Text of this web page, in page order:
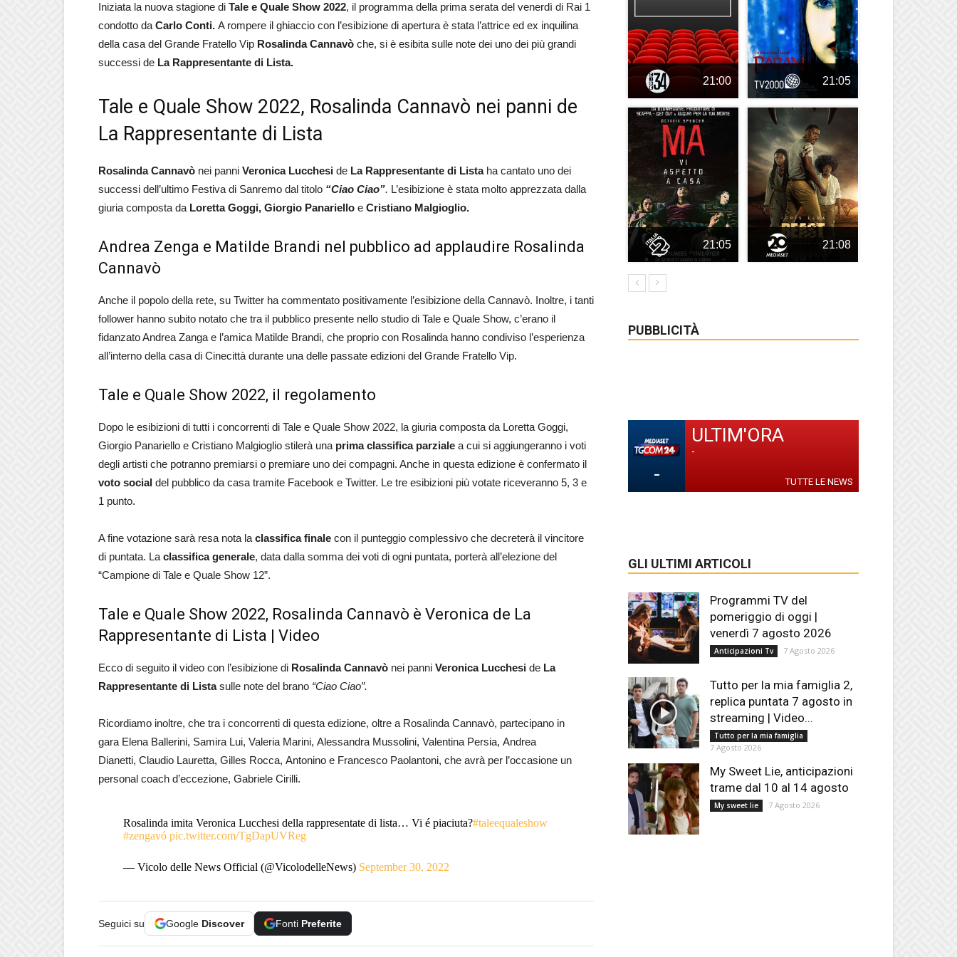
Iniziata la nuova stagione di Tale e Quale Show 2022, il programma della prima serata del venerdì di Rai 1
condotto da Carlo Conti. A rompere il ghiaccio con l’esibizione di apertura è stata l’attrice ed ex inquilina
della casa del Grande Fratello Vip Rosalinda Cannavò che, si è esibita sulle note dei uno dei più grandi
successi de La Rappresentante di Lista.
Tale e Quale Show 2022, Rosalinda Cannavò nei panni de
La Rappresentante di Lista
Rosalinda Cannavò nei panni Veronica Lucchesi de La Rappresentante di Lista ha cantato uno dei
successi dell’ultimo Festiva di Sanremo dal titolo “Ciao Ciao”. L’esibizione è stata molto apprezzata dalla
giuria composta da Loretta Goggi, Giorgio Panariello e Cristiano Malgioglio.
Andrea Zenga e Matilde Brandi nel pubblico ad applaudire Rosalinda
Cannavò
Anche il popolo della rete, su Twitter ha commentato positivamente l’esibizione della Cannavò. Inoltre, i tanti
follower hanno subito notato che tra il pubblico presente nello studio di Tale e Quale Show, c’erano il
fidanzato Andrea Zanga e l’amica Matilde Brandi, che proprio con Rosalinda hanno condiviso l’esperienza
all’interno della casa di Cinecittà durante una delle passate edizioni del Grande Fratello Vip.
Tale e Quale Show 2022, il regolamento
Dopo le esibizioni di tutti i concorrenti di Tale e Quale Show 2022, la giuria composta da Loretta Goggi,
Giorgio Panariello e Cristiano Malgioglio stilerà una prima classifica parziale a cui si aggiungeranno i voti
degli artisti che potranno premiarsi o premiare uno dei compagni. Anche in questa edizione è confermato il
voto social del pubblico da casa tramite Facebook e Twitter. Le tre esibizioni più votate riceveranno 5, 3 e
1 punto.
A fine votazione sarà resa nota la classifica finale con il punteggio complessivo che decreterà il vincitore
di puntata. La classifica generale, data dalla somma dei voti di ogni puntata, porterà all’elezione del
“Campione di Tale e Quale Show 12”.
Tale e Quale Show 2022, Rosalinda Cannavò è Veronica de La
Rappresentante di Lista | Video
Ecco di seguito il video con l’esibizione di Rosalinda Cannavò nei panni Veronica Lucchesi de La
Rappresentante di Listasulle note del brano “Ciao Ciao”.
Ricordiamo inoltre, che tra i concorrenti di questa edizione, oltre a Rosalinda Cannavò, partecipano in
gara Elena Ballerini, Samira Lui, Valeria Marini, Alessandra Mussolini, Valentina Persia, Andrea
Dianetti, Claudio Lauretta, Gilles Rocca, Antonino e Francesco Paolantoni, che avrà per l’occasione un
personal coach d’eccezione, Gabriele Cirilli.
Rosalinda imita Veronica Lucchesi della rappresentate di lista… Vi é piaciuta?#taleequaleshow
#zengavó pic.twitter.com/TgDapUVReg
— Vicolo delle News Official (@VicolodelleNews) September 30, 2022
Seguici su Google Discover Fonti Preferite
21:00 21:05
21:05 21:08
PUBBLICITÀ
-
ULTIM'ORA
-
TUTTE LE NEWS
GLI ULTIMI ARTICOLI
Programmi TV del
pomeriggio di oggi |
venerdì 7 agosto 2026
Anticipazioni Tv 7 Agosto 2026
Tutto per la mia famiglia 2,
replica puntata 7 agosto in
streaming | Video...
Tutto per la mia famiglia
7 Agosto 2026
My Sweet Lie, anticipazioni
trame dal 10 al 14 agosto
My sweet lie 7 Agosto 2026